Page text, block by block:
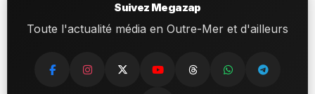
Suivez Megazap
Toute l'actualité média en Outre-Mer et d'ailleurs